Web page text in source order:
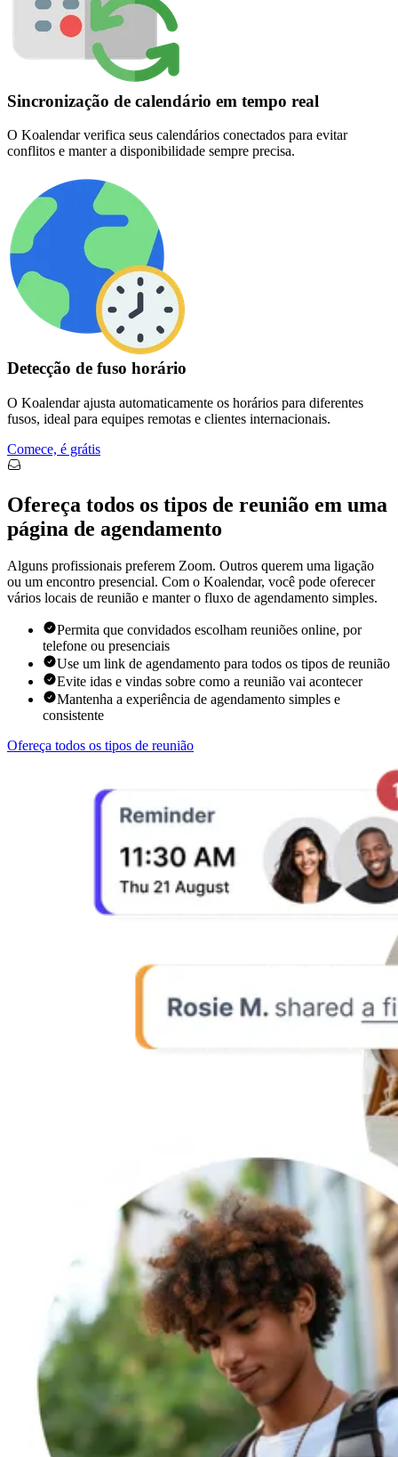
Sincronização de calendário em tempo real
O Koalendar verifica seus calendários conectados para evitar
conflitos e manter a disponibilidade sempre precisa.
Detecção de fuso horário
O Koalendar ajusta automaticamente os horários para diferentes
fusos, ideal para equipes remotas e clientes internacionais.
Comece, é grátis
Ofereça todos os tipos de reunião em uma
página de agendamento
Alguns profissionais preferem Zoom. Outros querem uma ligação
ou um encontro presencial. Com o Koalendar, você pode oferecer
vários locais de reunião e manter o fluxo de agendamento simples.
Permita que convidados escolham reuniões online, por
telefone ou presenciais
Use um link de agendamento para todos os tipos de reunião
Evite idas e vindas sobre como a reunião vai acontecer
Mantenha a experiência de agendamento simples e
consistente
Ofereça todos os tipos de reunião